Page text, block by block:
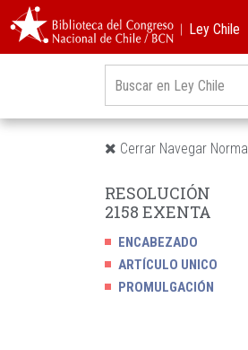
︱Ley Chile
Cerrar Navegar Norma
RESOLUCIÓN
2158 EXENTA
ENCABEZADO
ARTÍCULO UNICO
PROMULGACIÓN